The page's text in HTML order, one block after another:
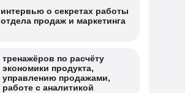
интервью о секретах работы
отдела продаж и маркетинга
тренажёров по расчёту
экономики продукта,
управлению продажами,
работе с аналитикой